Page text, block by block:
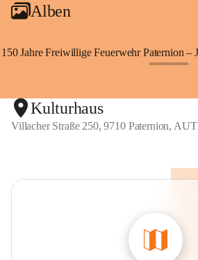
Alben
Kulturhaus
Villacher Straße 250, 9710 Paternion, AUT